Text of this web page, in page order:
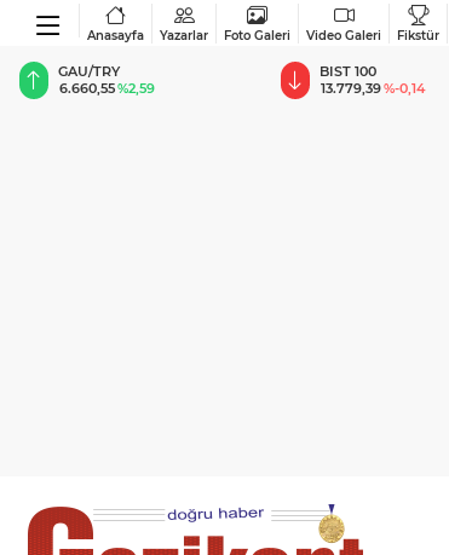
Anasayfa Yazarlar Foto Galeri Video Galeri Fikstür
BIST 100
13.779,39
USD
47,6787